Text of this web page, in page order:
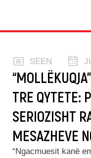
SEEN
TRE QYTETE:
SERIOZISHT
MESAZHEVE
“Ngacmuesit kanë